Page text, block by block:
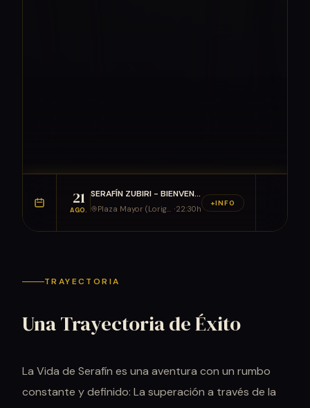
21
AGO.
SERAFÍN ZUBIRI - BIENVENIDOS -...
Plaza Mayor (Loriguilla) Valencia ·22:30h
+INFO
TRAYECTORIA
Una Trayectoria de Éxito
La Vida de Serafín es una aventura con un rumbo
constante y definido: La superación a través de la